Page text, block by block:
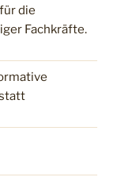
die
Fachkräfte.